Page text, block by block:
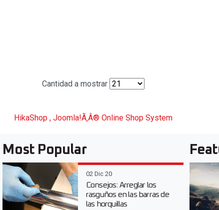
Cantidad a mostrar
HikaShop , Joomla!Ã‚Â® Online Shop System
Most Popular
02 Dic 20
Consejos: Arreglar los
rasguños en las barras de
las horquillas